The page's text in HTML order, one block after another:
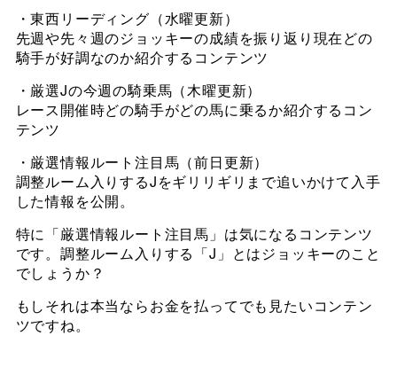
・東西リーディング（水曜更新）
先週や先々週のジョッキーの成績を振り返り現在どの
騎手が好調なのか紹介するコンテンツ
・厳選Jの今週の騎乗馬（木曜更新）
レース開催時どの騎手がどの馬に乗るか紹介するコン
テンツ
・厳選情報ルート注目馬（前日更新）
調整ルーム入りするJをギリリギリまで追いかけて入手
した情報を公開。
特に「厳選情報ルート注目馬」は気になるコンテンツ
です。調整ルーム入りする「J」とはジョッキーのこと
でしょうか？
もしそれは本当ならお金を払ってでも見たいコンテン
ツですね。